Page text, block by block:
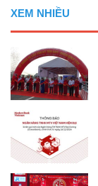
XEM NHIỀU